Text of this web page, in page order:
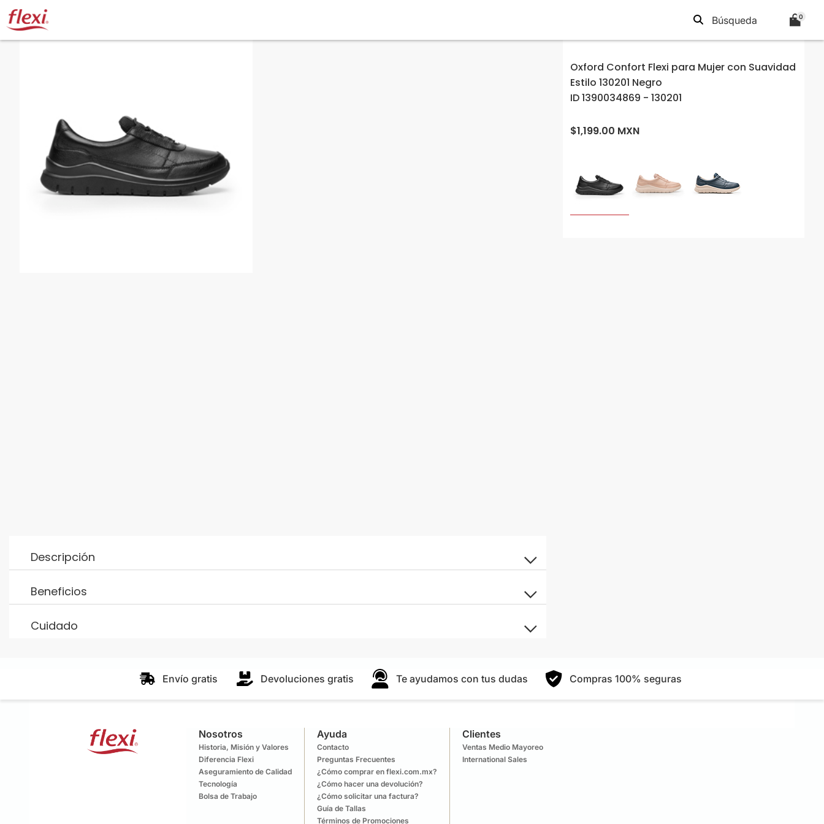
0
Oxford Confort Flexi para Mujer con Suavidad
Estilo 130201 Negro
ID 1390034869 - 130201
$1,199.00 MXN
Descripción
Beneficios
Cuidado
Envío gratis Devoluciones gratis Te ayudamos con tus dudas Compras 100% seguras
Nosotros
Historia, Misión y Valores
Diferencia Flexi
Aseguramiento de Calidad
Tecnología
Bolsa de Trabajo
Ayuda
Contacto
Preguntas Frecuentes
¿Cómo comprar en flexi.com.mx?
¿Cómo hacer una devolución?
¿Cómo solicitar una factura?
Guía de Tallas
Términos de Promociones
Clientes
Ventas Medio Mayoreo
International Sales